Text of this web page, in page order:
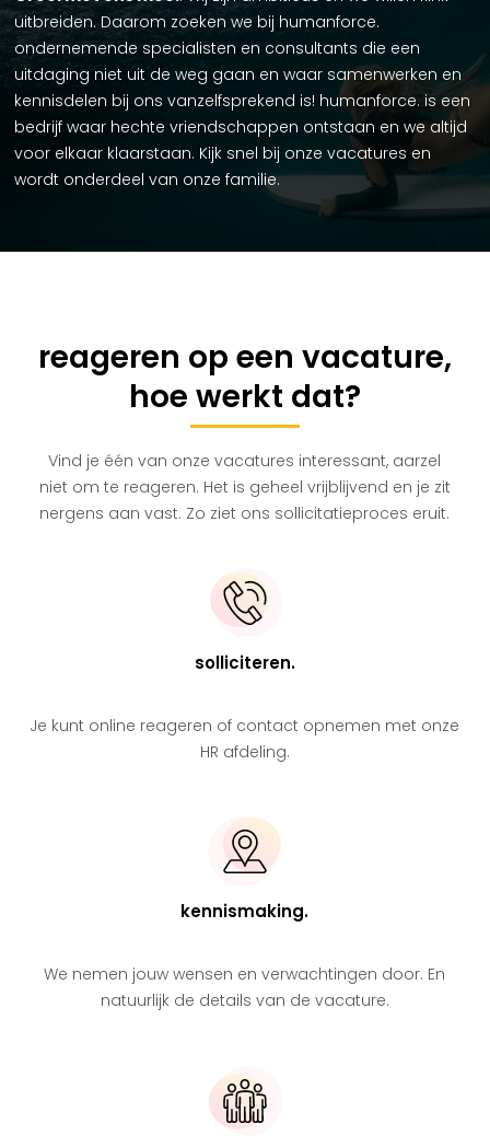
uitbreiden. Daarom zoeken we bij humanforce.
ondernemende specialisten en consultants die een
uitdaging niet uit de weg gaan en waar samenwerken en
kennisdelen bij ons vanzelfsprekend is! humanforce. is een
bedrijf waar hechte vriendschappen ontstaan en we altijd
voor elkaar klaarstaan. Kijk snel bij onze vacatures en
wordt onderdeel van onze familie.
reageren op een vacature,
hoe werkt dat?
Vind je één van onze vacatures interessant, aarzel
niet om te reageren. Het is geheel vrijblijvend en je zit
nergens aan vast. Zo ziet ons sollicitatieproces eruit.
solliciteren.
Je kunt online reageren of contact opnemen met onze
HR afdeling.
kennismaking.
We nemen jouw wensen en verwachtingen door. En
natuurlijk de details van de vacature.